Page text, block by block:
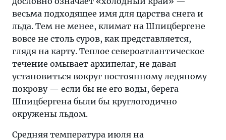
весьма подходящее имя для царства снега и
льда. Тем не менее, климат на Шпицбергене
вовсе не столь суров, как представляется,
глядя на карту. Теплое североатлантическое
течение омывает архипелаг, не давая
установиться вокруг постоянному ледяному
покрову — если бы не его воды, берега
Шпицбергена были бы круглогодично
окружены льдом.
Средняя температура июля на